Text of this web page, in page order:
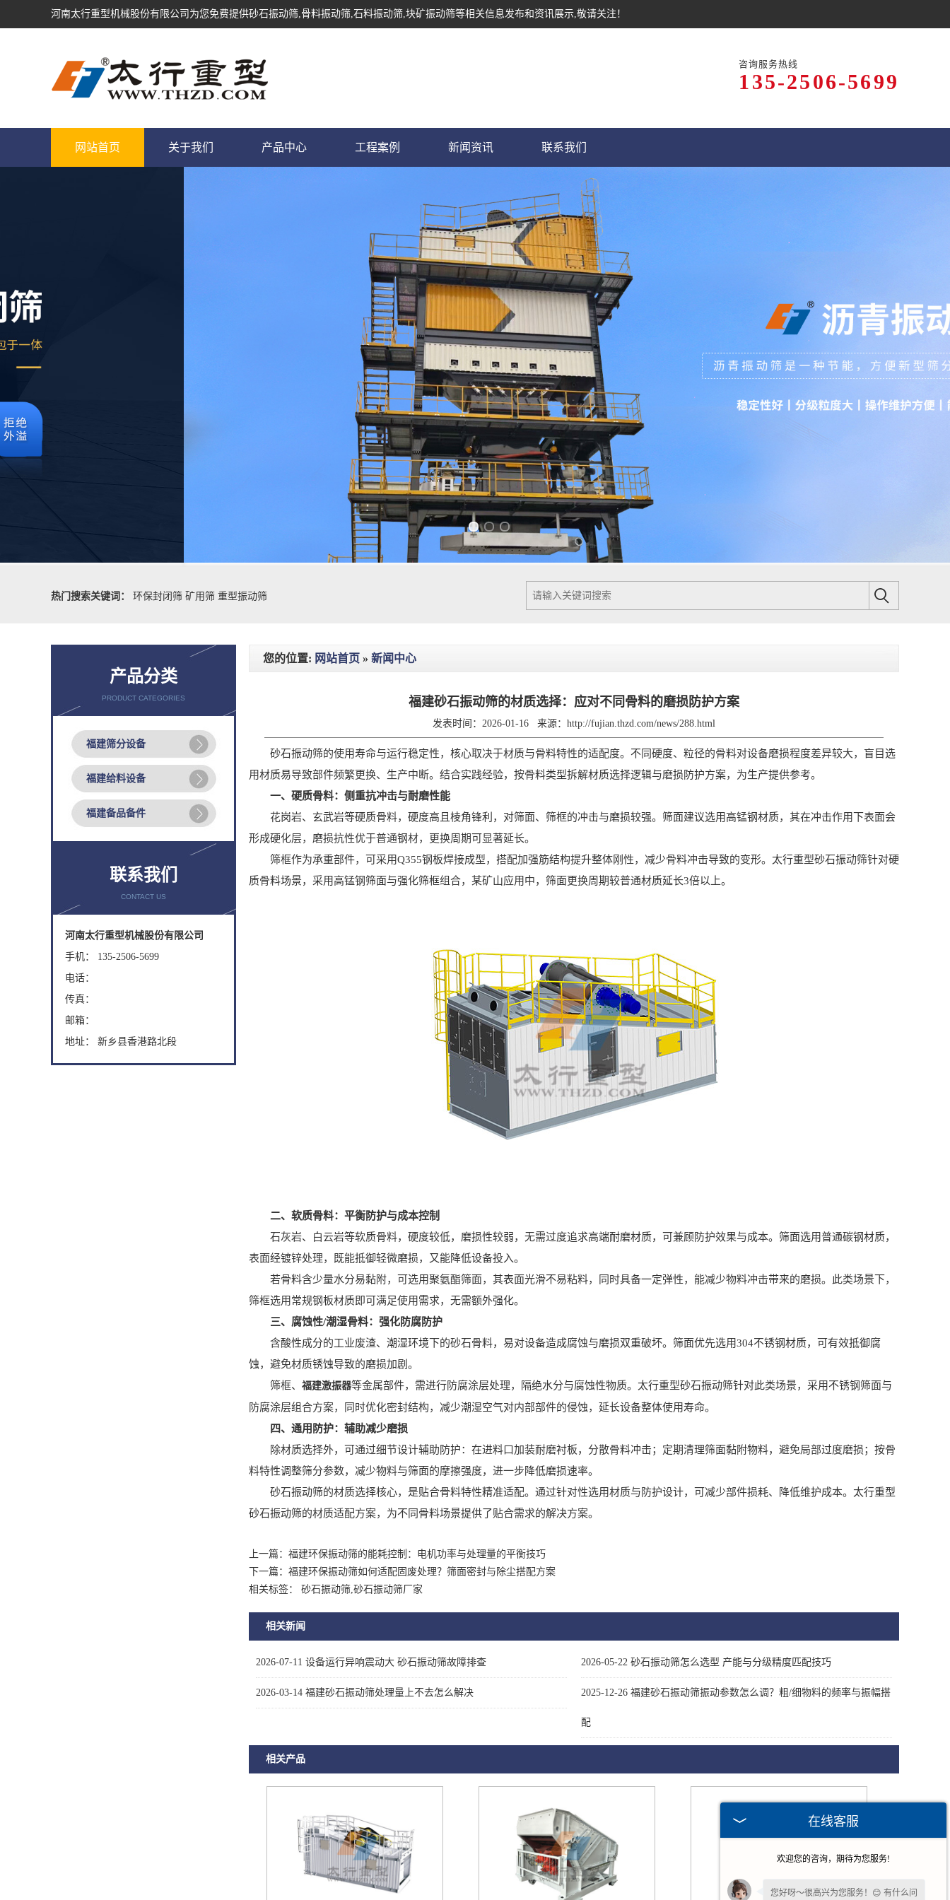
河南太行重型机械股份有限公司为您免费提供砂石振动筛,骨料振动筛,石料振动筛,块矿振动筛等相关信息发布和资讯展示,敬请关注！
咨询服务热线
135-2506-5699
网站首页 关于我们 产品中心 工程案例 新闻资讯 联系我们
热门搜索关键词：
环保封闭筛 矿用筛 重型振动筛
产品分类
PRODUCT CATEGORIES
福建筛分设备
福建给料设备
福建备品备件
联系我们
CONTACT US
河南太行重型机械股份有限公司
手机： 135-2506-5699
电话：
传真：
邮箱：
地址： 新乡县香港路北段
您的位置: 网站首页 » 新闻中心
福建砂石振动筛的材质选择：应对不同骨料的磨损防护方案
发表时间：2026-01-16 来源： http://fujian.thzd.com/news/288.html
砂石振动筛的使用寿命与运行稳定性，核心取决于材质与骨料特性的适配度。不同硬度、粒径的骨料对设备磨损程度差异较大，盲目选
用材质易导致部件频繁更换、生产中断。结合实践经验，按骨料类型拆解材质选择逻辑与磨损防护方案，为生产提供参考。
一、硬质骨料：侧重抗冲击与耐磨性能
花岗岩、玄武岩等硬质骨料，硬度高且棱角锋利，对筛面、筛框的冲击与磨损较强。筛面建议选用高锰钢材质，其在冲击作用下表面会
形成硬化层，磨损抗性优于普通钢材，更换周期可显著延长。
筛框作为承重部件，可采用Q355钢板焊接成型，搭配加强筋结构提升整体刚性，减少骨料冲击导致的变形。太行重型砂石振动筛针对硬
质骨料场景，采用高锰钢筛面与强化筛框组合，某矿山应用中，筛面更换周期较普通材质延长3倍以上。
二、软质骨料：平衡防护与成本控制
石灰岩、白云岩等软质骨料，硬度较低，磨损性较弱，无需过度追求高端耐磨材质，可兼顾防护效果与成本。筛面选用普通碳钢材质，
表面经镀锌处理，既能抵御轻微磨损，又能降低设备投入。
若骨料含少量水分易黏附，可选用聚氨酯筛面，其表面光滑不易粘料，同时具备一定弹性，能减少物料冲击带来的磨损。此类场景下，
筛框选用常规钢板材质即可满足使用需求，无需额外强化。
三、腐蚀性/潮湿骨料：强化防腐防护
含酸性成分的工业废渣、潮湿环境下的砂石骨料，易对设备造成腐蚀与磨损双重破坏。筛面优先选用304不锈钢材质，可有效抵御腐
蚀，避免材质锈蚀导致的磨损加剧。
筛框、 福建激振器等金属部件，需进行防腐涂层处理，隔绝水分与腐蚀性物质。太行重型砂石振动筛针对此类场景，采用不锈钢筛面与
防腐涂层组合方案，同时优化密封结构，减少潮湿空气对内部部件的侵蚀，延长设备整体使用寿命。
四、通用防护：辅助减少磨损
除材质选择外，可通过细节设计辅助防护：在进料口加装耐磨衬板，分散骨料冲击；定期清理筛面黏附物料，避免局部过度磨损；按骨
料特性调整筛分参数，减少物料与筛面的摩擦强度，进一步降低磨损速率。
砂石振动筛的材质选择核心，是贴合骨料特性精准适配。通过针对性选用材质与防护设计，可减少部件损耗、降低维护成本。太行重型
砂石振动筛的材质适配方案，为不同骨料场景提供了贴合需求的解决方案。
上一篇： 福建环保振动筛的能耗控制：电机功率与处理量的平衡技巧
下一篇： 福建环保振动筛如何适配固废处理？筛面密封与除尘搭配方案
相关标签： 砂石振动筛,砂石振动筛厂家
相关新闻
2026-07-11 设备运行异响震动大 砂石振动筛故障排查 2026-05-22 砂石振动筛怎么选型 产能与分级精度匹配技巧
2026-03-14 福建砂石振动筛处理量上不去怎么解决 2025-12-26 福建砂石振动筛振动参数怎么调？粗/细物料的频率与振幅搭
配
相关产品
在线客服
欢迎您的咨询，期待为您服务!
您好呀～很高兴为您服务！😊 有什么问